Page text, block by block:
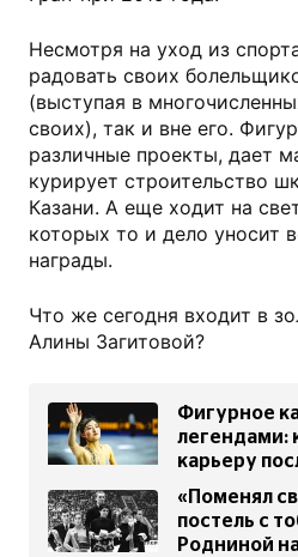
Несмотря на уход из
радовать своих
(выступая в
своих), так и вне его.
различные проекты, дает
курирует строительство
Казани. А еще ходит на
которых то и дело уносит
награды.
Что же сегодня входит в
Алины Загитовой?
Фигурное
легендами:
карьеру
«Поменял
постель с
Родниной